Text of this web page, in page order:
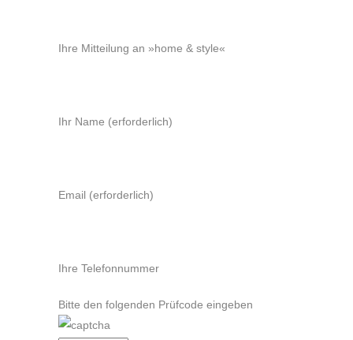
Ihre Mitteilung an »home & style«
Ihr Name (erforderlich)
Email (erforderlich)
Ihre Telefonnummer
Bitte den folgenden Prüfcode eingeben